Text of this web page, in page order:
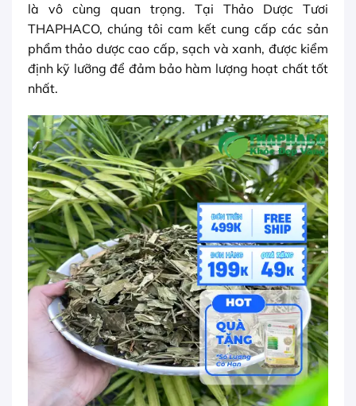
là vô cùng quan trọng. Tại Thảo Dược Tươi
THAPHACO, chúng tôi cam kết cung cấp các sản
phẩm thảo dược cao cấp, sạch và xanh, được kiểm
định kỹ lưỡng để đảm bảo hàm lượng hoạt chất tốt
nhất.